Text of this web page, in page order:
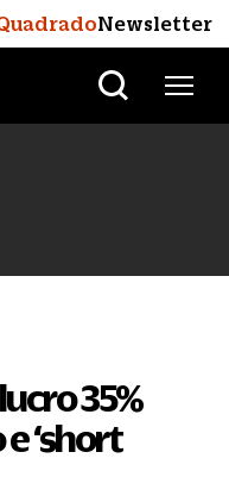
Newsletter
35%
‘short